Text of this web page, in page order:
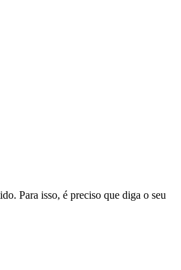
Para isso, é preciso que diga o seu